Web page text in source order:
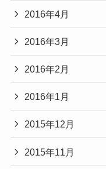
2016年4月
2016年3月
2016年2月
2016年1月
2015年12月
2015年11月